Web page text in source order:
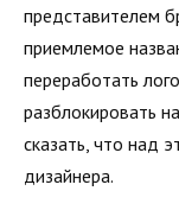
представителем
приемлемое
переработать
разблокировать
сказать, что над
дизайнера.